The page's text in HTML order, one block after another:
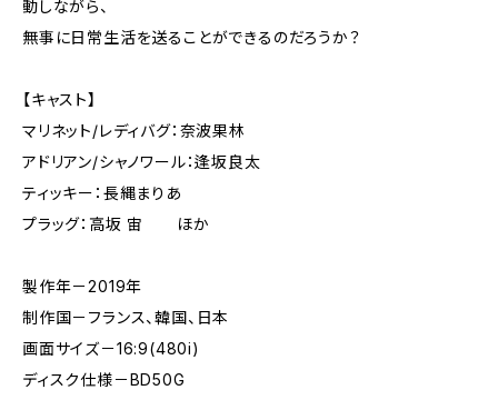
動しながら、
無事に日常生活を送ることができるのだろうか？
【キャスト】
マリネット/レディバグ：奈波果林
アドリアン/シャノワール：逢坂良太
ティッキー：長縄まりあ
プラッグ：高坂 宙 ほか
製作年－2019年
制作国－フランス、韓国、日本
画面サイズ－16:9(480i)
ディスク仕様－BD50G